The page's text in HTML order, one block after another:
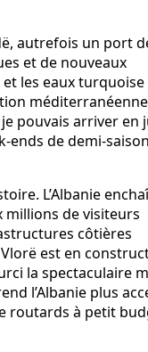
autrefois un port
et de nouveaux
les eaux
méditerranéenne
pouvais arriver en
de demi‑saison
L’Albanie
de visiteurs
côtières
est en
la spectaculaire
l’Albanie plus
routards à petit